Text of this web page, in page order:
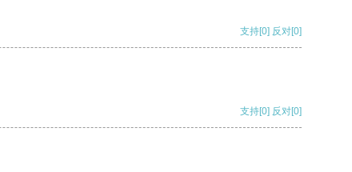
支持[0] 反对[0]
支持[0] 反对[0]